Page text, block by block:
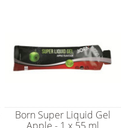
Born Super Liquid Gel
Apple - 1 x 55 ml